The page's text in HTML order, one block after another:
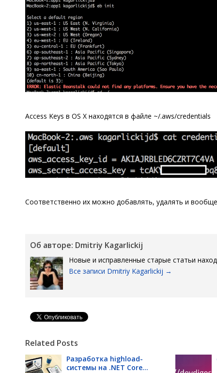
Access Keys в OS X находятся в файле ~/.aws/credentials
Соответственно их можно добавлять, удалять и
Об авторе: Dmitriy Kagarlickij
Новые и исправленные старые статьи
Все записи Dmitriy Kagarlickij →
Related Posts
Разработка highload-
системы на .NET Core...